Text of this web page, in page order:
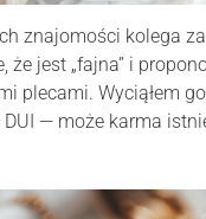
znajomości kolega
że jest „fajna” i
plecami. Wyciąłem
— może karma